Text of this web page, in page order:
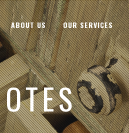
ABOUT US OUR SERVICES